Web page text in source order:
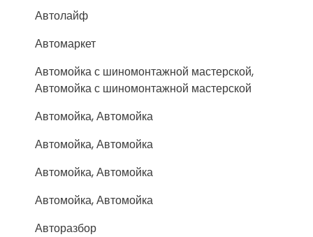
Автолайф
Автомаркет
Автомойка с шиномонтажной мастерской,
Автомойка с шиномонтажной мастерской
Автомойка, Автомойка
Автомойка, Автомойка
Автомойка, Автомойка
Автомойка, Автомойка
Авторазбор